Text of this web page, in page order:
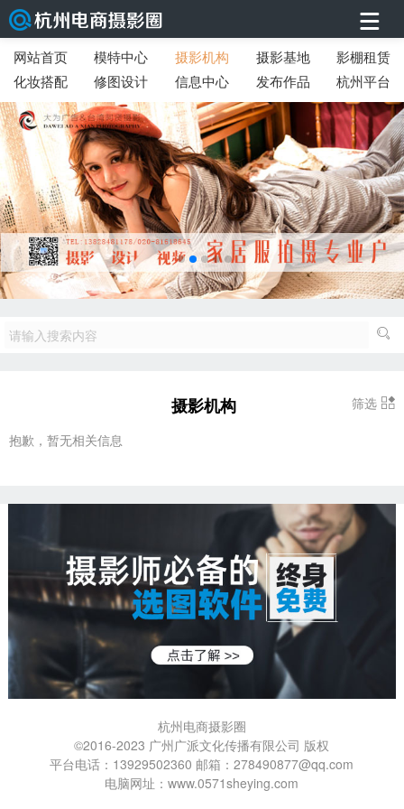
网站首页 模特中心 摄影机构 摄影基地
影棚租赁
化妆搭配
修图设计 信息中心 发布作品 杭州平台
摄影机构 筛选
抱歉，暂无相关信息
杭州电商摄影圈
©2016-2023 广州广派文化传播有限公司 版权
平台电话：13929502360 邮箱：278490877@qq.com
电脑网址：www.0571sheying.com